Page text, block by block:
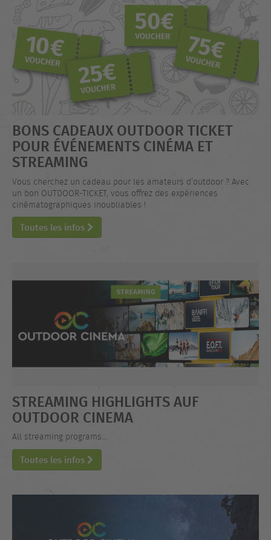
BONS CADEAUX OUTDOOR TICKET
POUR ÉVÉNEMENTS CINÉMA ET
STREAMING
Vous cherchez un cadeau pour les amateurs d’outdoor ? Avec
un bon OUTDOOR-TICKET, vous offrez des expériences
cinématographiques inoubliables !
Toutes les infos
STREAMING HIGHLIGHTS AUF
OUTDOOR CINEMA
All streaming programs...
Toutes les infos